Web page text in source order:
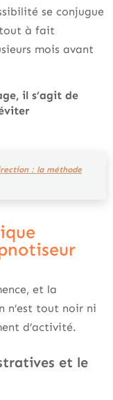
se conjugue
tout à fait
mois avant
il s’agit de
: la méthode
et la
n’est tout noir ni
d’activité.
et le